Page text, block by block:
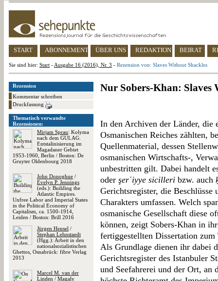
START ABONNEMENT ÜBER UNS REDAKTION BEIRAT
Sie sind hier: Start - Ausgabe 16 (2016), Nr. 3 - Rezension von: Slaves Without Shackles
Rezension
Kommentar schreiben
Druckfassung
Thematisch verwandte
Rezensionen:
Mirjam Sprau: Kolyma
nach dem GULAG.
Entstalinisierung im
Magadaner Gebiet
1953-1960, Berlin / Boston: De
Gruyter Oldenbourg 2018
John Donoghue /
Evelyn P. Jennings
(eds.): Building the
Atlantic Empires.
Unfree Labor and Imperial States
in the Political Economy of
Capitalism, ca. 1500-1914,
Leiden / Boston: Brill 2016
Jürgen Hensel /
Stephan Lehnstaedt
(Hgg.): Arbeit in den
nationalsozialistischen
Ghettos, Osnabrück: fibre Verlag
2013
Marcel M. van der
Linden / Magaly
Nur Sobers-Khan: Slaves
In den Archiven der Länder, die
Osmanischen Reiches zählten,
Quellenmaterial, dessen
osmanischen Wirtschafts-,
unbestritten gilt. Dabei handelt
oder şerʿiyye sicilleri bzw. auch
Gerichtsregister, die
Charakters umfassen. Welch
osmanische Gesellschaft diese
können, zeigt Sobers-Khan in
fertiggestellten Dissertation
Als Grundlage dienen ihr dabei
Gerichtsregister des Istanbuler
und Seefahrerei und der Ort, an